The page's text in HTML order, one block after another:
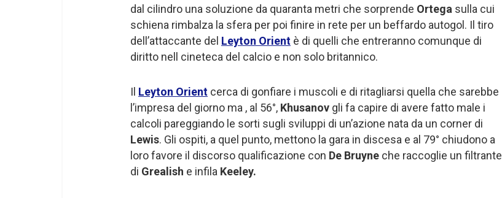
dal cilindro una soluzione da quaranta metri che sorprende Ortega sulla cui
schiena rimbalza la sfera per poi finire in rete per un beffardo autogol. Il tiro
dell’attaccante del Leyton Orient è di quelli che entreranno comunque di
diritto nell cineteca del calcio e non solo britannico.
Il Leyton Orient cerca di gonfiare i muscoli e di ritagliarsi quella che sarebbe
l’impresa del giorno ma , al 56°, Khusanov gli fa capire di avere fatto male i
calcoli pareggiando le sorti sugli sviluppi di un’azione nata da un corner di
Lewis. Gli ospiti, a quel punto, mettono la gara in discesa e al 79° chiudono a
loro favore il discorso qualificazione con De Bruyne che raccoglie un filtrante
di Grealish e infila Keeley.